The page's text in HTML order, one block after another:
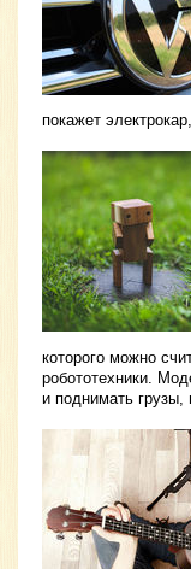
покажет
которого можно
робототехники.
и поднимать грузы,